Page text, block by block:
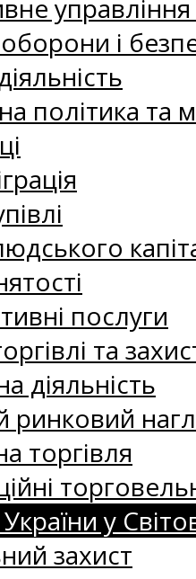
і
політика та
послуги
та
діяльність
торгівля
у
захист